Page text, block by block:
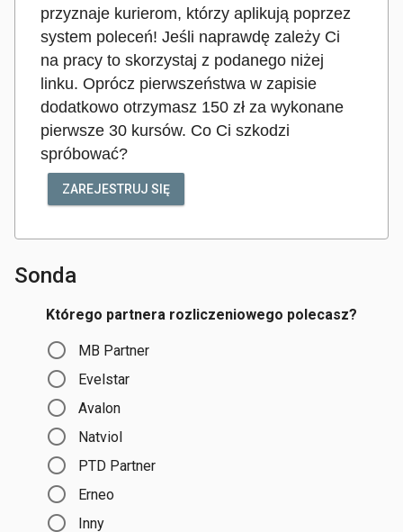
przyznaje kurierom, którzy aplikują poprzez
system poleceń! Jeśli naprawdę zależy Ci
na pracy to skorzystaj z podanego niżej
linku. Oprócz pierwszeństwa w zapisie
dodatkowo otrzymasz 150 zł za wykonane
pierwsze 30 kursów. Co Ci szkodzi
spróbować?
ZAREJESTRUJ SIĘ
Sonda
Którego partnera rozliczeniowego polecasz?
ChoicesMB Partner
Evelstar
Avalon
Natviol
PTD Partner
Erneo
Inny